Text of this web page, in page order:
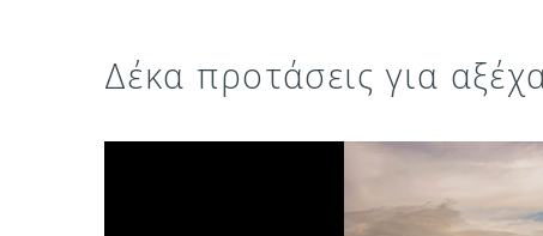
Δέκα προτάσεις για